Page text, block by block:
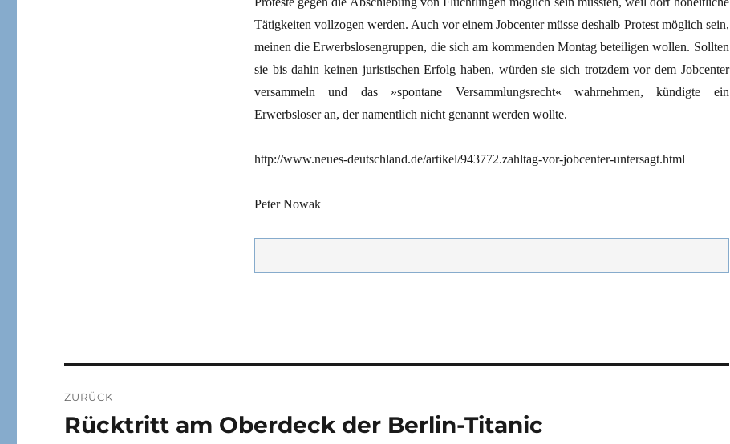
Tätigkeiten vollzogen werden. Auch vor einem Jobcenter müsse deshalb Protest möglich sein,
meinen die Erwerbslosengruppen, die sich am kommenden Montag beteiligen wollen. Sollten
sie bis dahin keinen juristischen Erfolg haben, würden sie sich trotzdem vor dem Jobcenter
versammeln und das »spontane Versammlungsrecht« wahrnehmen, kündigte ein
Erwerbsloser an, der namentlich nicht genannt werden wollte.
http://www.neues-deutschland.de/artikel/943772.zahltag-vor-jobcenter-untersagt.html
Peter Nowak
ZURÜCK
Vorheriger
Rücktritt am Oberdeck der Berlin-Titanic